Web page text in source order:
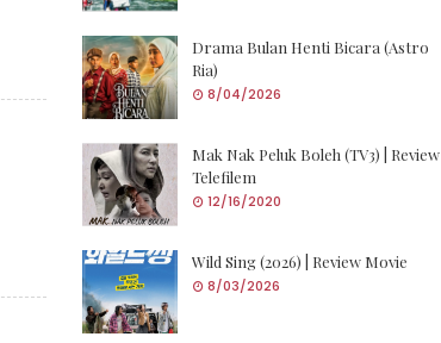
Drama Bulan Henti Bicara (Astro
Ria)
8/04/2026
Mak Nak Peluk Boleh (TV3) | Review
Telefilem
12/16/2020
Wild Sing (2026) | Review Movie
8/03/2026